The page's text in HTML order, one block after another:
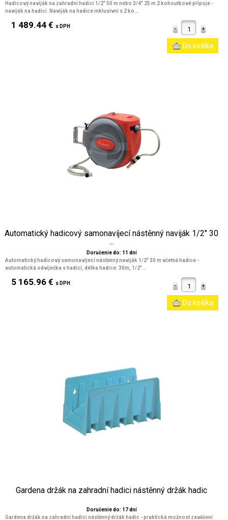
Hadicový naviják na zahradní hadici 1/2" 50 m nebo 3/4" 25 m 2 kohoutkové přípoje -
naviják na hadici. Naviják na hadice inklusivní s 2 ko...
1 489.44 € s DPH
Automatický hadicový samonavíjecí nástěnný naviják 1/2" 30
...
Doručenie do: 11 dní
Automatický hadicový samonavíjecí nástěnný naviják 1/2" 30 m včetně hadice -
automatická odvíječka s hadicí, délka hadice: 30m, 1/2"...
5 165.96 € s DPH
Gardena držák na zahradní hadici nástěnný držák hadic
Doručenie do: 17 dní
Gardena držák na zahradní hadici nástěnný držák hadic - praktická možnost zavěšení